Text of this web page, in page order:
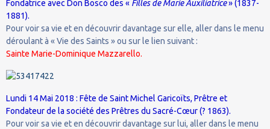
Fondatrice avec Don Bosco des « Filles de Marie Auxiliatrice» (1837-
1881).
Pour voir sa vie et en découvrir davantage sur elle, aller dans le menu
déroulant à « Vie des Saints » ou sur le lien suivant :
Sainte Marie-Dominique Mazzarello.
Lundi 14 Mai 2018 : Fête de Saint Michel Garicoïts, Prêtre et
Fondateur de la société des Prêtres du Sacré-Cœur (? 1863).
Pour voir sa vie et en découvrir davantage sur lui, aller dans le menu